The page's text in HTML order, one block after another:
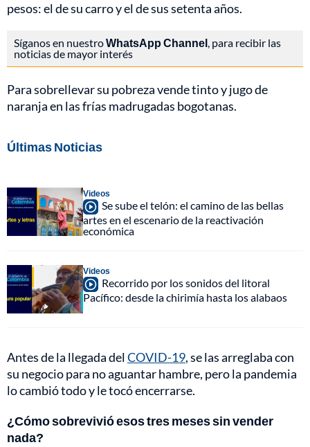
pesos: el de su carro y el de sus setenta años.
Síganos en nuestroWhatsApp Channel, para recibir las
noticias de mayor interés
Para sobrellevar su pobreza vende tinto y jugo de
naranja en las frías madrugadas bogotanas.
Últimas Noticias
Videos
Se sube el telón: el camino de las bellas
artes en el escenario de la reactivación
económica
Videos
Recorrido por los sonidos del litoral
Pacífico: desde la chirimía hasta los alabaos
Antes de la llegada delCOVID-19, se las arreglaba con
su negocio para no aguantar hambre, pero la pandemia
lo cambió todo y le tocó encerrarse.
¿Cómo sobrevivió esos tres meses sin vender
nada?